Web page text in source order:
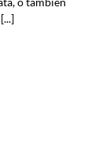
o también